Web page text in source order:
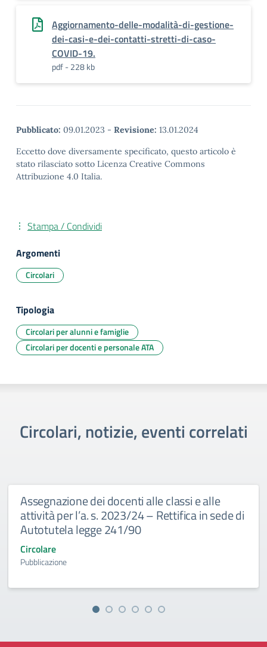
Aggiornamento-delle-modalità-di-gestione-
dei-casi-e-dei-contatti-stretti-di-caso-
COVID-19.
pdf - 228 kb
Pubblicato: 09.01.2023 - Revisione: 13.01.2024
Eccetto dove diversamente specificato, questo articolo è
stato rilasciato sotto Licenza Creative Commons
Attribuzione 4.0 Italia.
Stampa / Condividi
Argomenti
Circolari
Tipologia
Circolari per alunni e famiglie
Circolari per docenti e personale ATA
Circolari, notizie, eventi correlati
Assegnazione dei docenti alle classi e alle
attività per l’a. s. 2023/24 – Rettifica in sede di
Autotutela legge 241/90
Circolare
Pubblicazione